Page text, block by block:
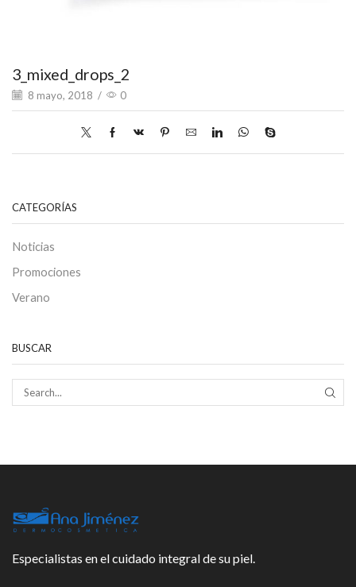
3_mixed_drops_2
8 mayo, 2018 / 0
CATEGORÍAS
Noticias
Promociones
Verano
BUSCAR
Especialistas en el cuidado integral de su piel.